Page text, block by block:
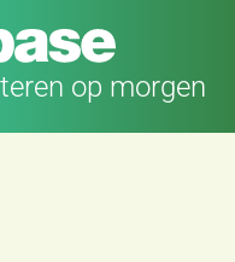
op morgen